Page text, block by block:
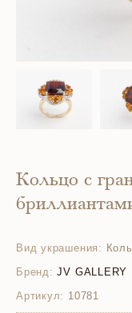
Кольцо с
Вид украшения:
Бренд: JV GALLERY
Артикул: 10781